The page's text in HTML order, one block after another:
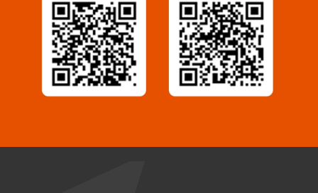
Сызрань, ул. Декабристов, 1А
8 927 009 54 63
Саратов, ул. Танкистов, 37 (БЦ «Дикомп»)